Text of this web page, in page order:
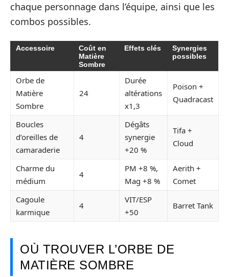
chaque personnage dans l’équipe, ainsi que les
combos possibles.
Accessoire
Coût en
Matière
Sombre
Effets clés
Synergies
possibles
Orbe de
Matière
Sombre
24
Durée
altérations
x1,3
Poison +
Quadracast
Boucles
d’oreilles de
camaraderie
4
Dégâts
synergie
+20 %
Tifa +
Cloud
Charme du
médium
4
PM +8 %,
Mag +8 %
Aerith +
Comet
Cagoule
karmique
4
VIT/ESP
+50
Barret Tank
OÙ TROUVER L’ORBE DE
MATIÈRE SOMBRE